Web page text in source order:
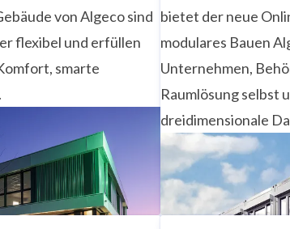
von Algeco sind
flexibel und erfüllen
smarte
bietet der neue
modulares Bauen
Unternehmen,
Raumlösung selbst
dreidimensionale